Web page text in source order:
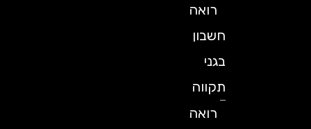
רואה
חשבון
תקווה
רואה